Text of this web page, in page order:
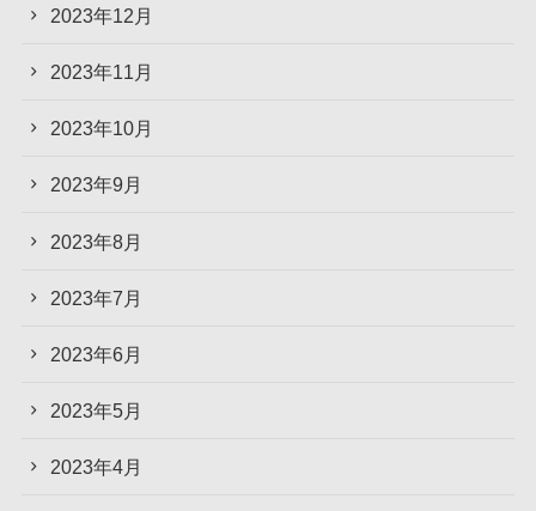
2023年12月
2023年11月
2023年10月
2023年9月
2023年8月
2023年7月
2023年6月
2023年5月
2023年4月